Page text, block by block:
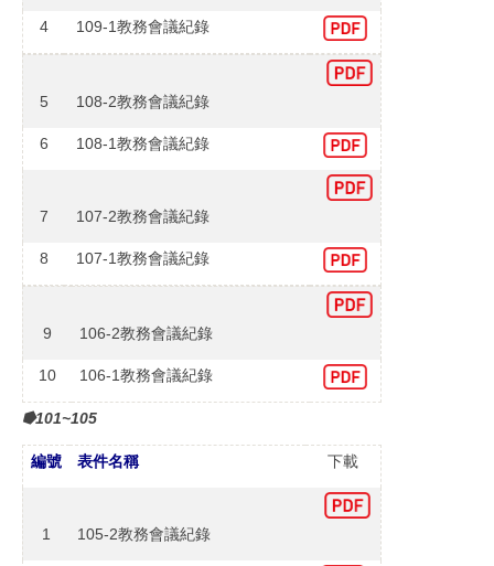
4 109-1教務會議紀錄
5 108-2教務會議紀錄
6 108-1教務會議紀錄
7 107-2教務會議紀錄
8 107-1教務會議紀錄
9 106-2教務會議紀錄
10 106-1教務會議紀錄
⭓101~105
編號 表件名稱 下載
1 105-2教務會議紀錄